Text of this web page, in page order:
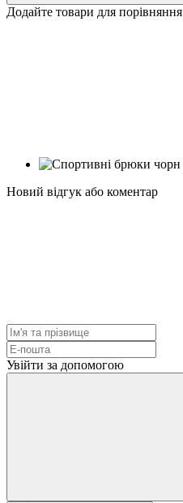
Додайте товари для порівняння
Новий відгук або коментар
Увійти за допомогою